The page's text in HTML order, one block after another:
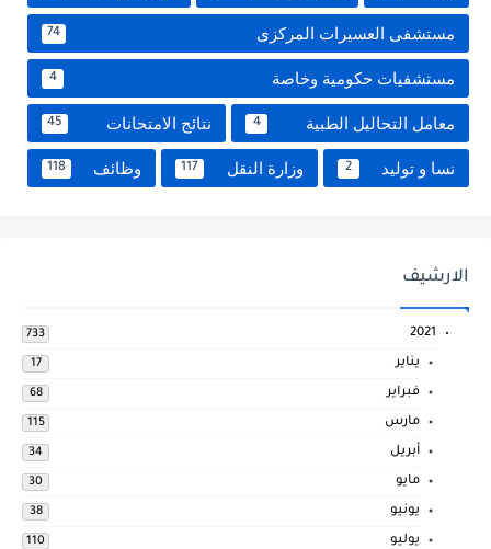
مستشفى العسيرات المركزى 74
مستشفيات حكومية وخاصة 4
معامل التحاليل الطبية 4 نتائج الامتحانات 45
نسا و توليد 2 وزارة النقل 117 وظائف 118
الارشيف
2021
733
يناير 17
فبراير 68
مارس 115
أبريل 34
مايو 30
يونيو 38
يوليو 110